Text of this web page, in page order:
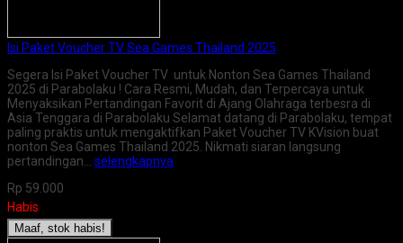
Isi Paket Voucher TV Sea Games Thailand 2025
Segera Isi Paket Voucher TV untuk Nonton Sea Games Thailand
2025 di Parabolaku ! Cara Resmi, Mudah, dan Terpercaya untuk
Menyaksikan Pertandingan Favorit di Ajang Olahraga terbesra di
Asia Tenggara di Parabolaku Selamat datang di Parabolaku, tempat
paling praktis untuk mengaktifkan Paket Voucher TV KVision buat
nonton Sea Games Thailand 2025. Nikmati siaran langsung
pertandingan… selengkapnya
Rp 59.000
Habis
Maaf, stok habis!